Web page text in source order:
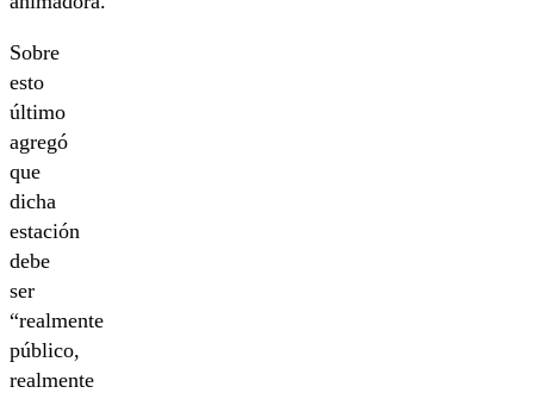
Sobre
esto
último
agregó
que
dicha
estación
debe
ser
“realmente
público,
realmente